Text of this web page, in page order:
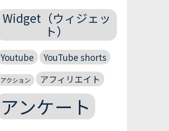
Widget（ウィジェッ
ト）
Youtube YouTube shorts
アクション アフィリエイト
アンケート